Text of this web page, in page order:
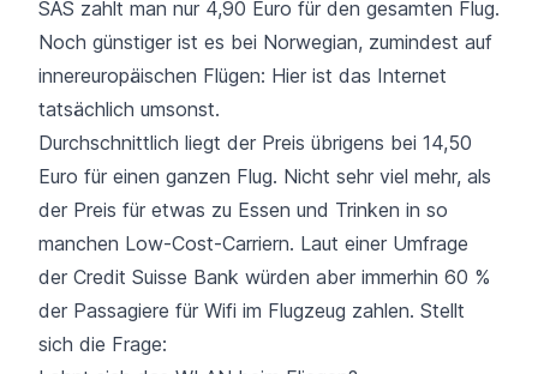
SAS zahlt man nur 4,90 Euro für den gesamten Flug.
Noch günstiger ist es bei Norwegian, zumindest auf
innereuropäischen Flügen: Hier ist das Internet
tatsächlich umsonst.
Durchschnittlich liegt der Preis übrigens bei 14,50
Euro für einen ganzen Flug. Nicht sehr viel mehr, als
der Preis für etwas zu Essen und Trinken in so
manchen Low-Cost-Carriern. Laut einer Umfrage
der Credit Suisse Bank würden aber immerhin 60 %
der Passagiere für Wifi im Flugzeug zahlen. Stellt
sich die Frage: